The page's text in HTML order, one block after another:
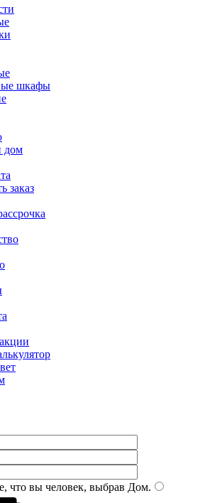
шкафы
дом
заказ
что вы человек, выбрав Дом.